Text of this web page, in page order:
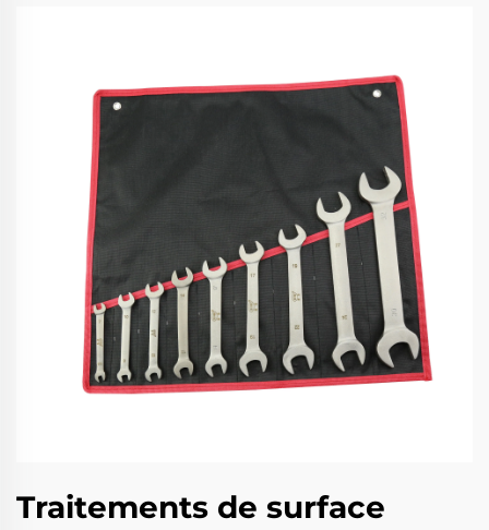
Traitements de surface